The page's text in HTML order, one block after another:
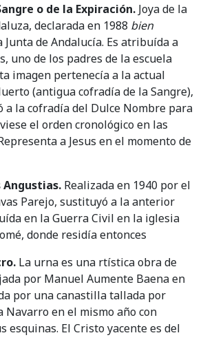
o de la Expiración. Joya de la
declarada en 1988 bien
de Andalucía. Es atribuída a
uno de los padres de la escuela
imagen pertenecía a la actual
(antigua cofradía de la Sangre),
a la cofradía del Dulce Nombre para
el orden cronológico en las
a Jesus en el momento de
Angustias. Realizada en 1940 por el
Parejo, sustituyó a la anterior
en la Guerra Civil en la iglesia
donde residía entonces
La urna es una rtística obra de
por Manuel Aumente Baena en
por una canastilla tallada por
Navarro en el mismo año con
esquinas. El Cristo yacente es del